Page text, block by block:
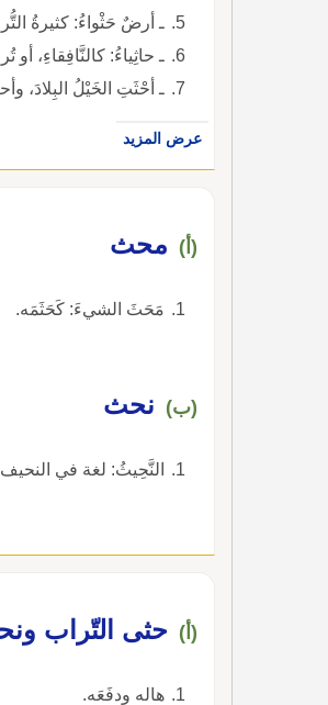
ـ أرضٌ حَثْواءُ: كثيرةُ
ـ حاثِياءُ: كالنَّافِقاءِ، أو
ـ أحْثَتِ الخَيْلُ البِلادَ،
عرض المزيد
(أ) محث
مَحَثَ الشيءَ: كَحَثَمَه.
(ب) نحث
النَّحِيثُ: لغة في
(أ) حثى التّراب
هاله ودفَعَه.